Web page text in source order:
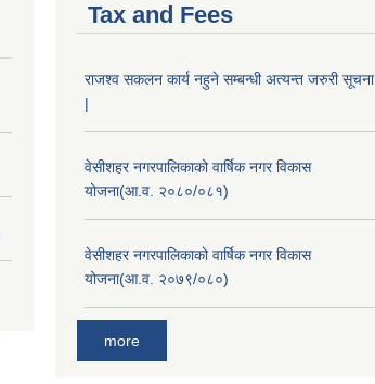
Tax and Fees
राजश्व सकलन कार्य नहुने सम्बन्धी अत्यन्त जरुरी सूचना
|
वेसीशहर नगरपालिकाको वार्षिक नगर विकास
योजना(आ.व. २०८०/०८१)
वेसीशहर नगरपालिकाको वार्षिक नगर विकास
योजना(आ.व. २०७९/०८०)
more